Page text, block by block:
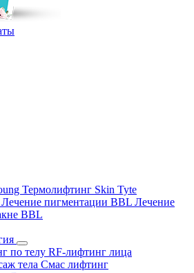
Термолифтинг Skin Tyte
Лечение пигментации BBL Лечение
BBL
по телу RF-лифтинг лица
тела Смас лифтинг